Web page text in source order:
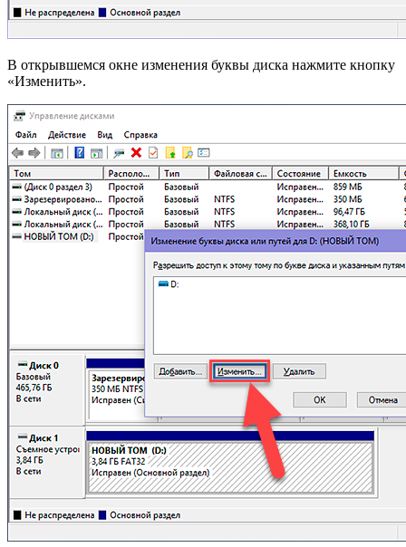
В открывшемся окне изменения буквы диска нажмите кнопку
«Изменить».